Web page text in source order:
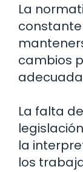
La
constante
cambios
La falta
la
los